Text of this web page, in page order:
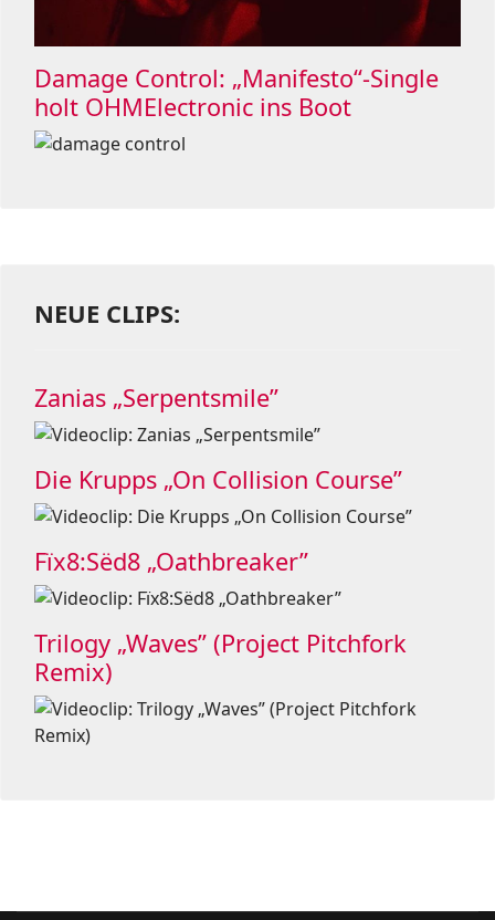
Damage Control: „Manifesto“-Single
holt OHMElectronic ins Boot
NEUE CLIPS:
Zanias „Serpentsmile”
Die Krupps „On Collision Course”
Fïx8:Sëd8 „Oathbreaker”
Trilogy „Waves” (Project Pitchfork
Remix)